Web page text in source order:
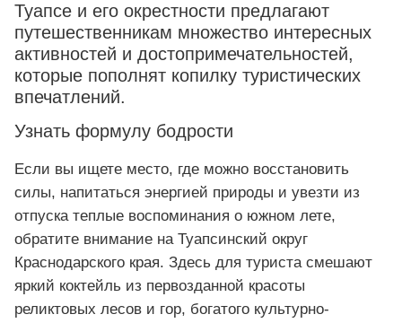
Туапсе и его окрестности предлагают
путешественникам множество интересных
активностей и достопримечательностей,
которые пополнят копилку туристических
впечатлений.
Узнать формулу бодрости
Если вы ищете место, где можно восстановить
силы, напитаться энергией природы и увезти из
отпуска теплые воспоминания о южном лете,
обратите внимание на Туапсинский округ
Краснодарского края. Здесь для туриста смешают
яркий коктейль из первозданной красоты
реликтовых лесов и гор, богатого культурно-